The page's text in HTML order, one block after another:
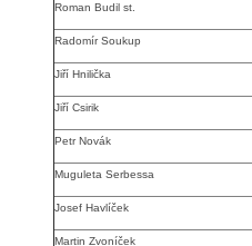
Roman Budil st.
Radomír Soukup
Jiří Hnilička
Jiří Csirik
Petr Novák
Muguleta Serbessa
Josef Havlíček
Martin Zvoníček